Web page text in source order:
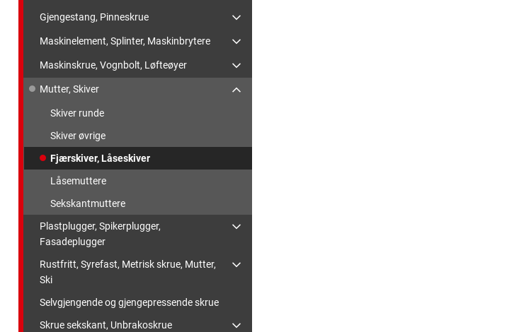
Gjengestang, Pinneskrue
Maskinelement, Splinter, Maskinbrytere
Maskinskrue, Vognbolt, Løfteøyer
Mutter, Skiver
Skiver runde
Skiver øvrige
Fjærskiver, Låseskiver
Låsemuttere
Sekskantmuttere
Plastplugger, Spikerplugger,
Fasadeplugger
Rustfritt, Syrefast, Metrisk skrue, Mutter,
Ski
Selvgjengende og gjengepressende skrue
Skrue sekskant, Unbrakoskrue